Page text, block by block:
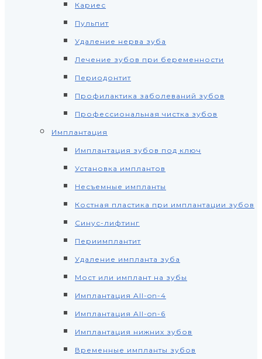
Кариес
Пульпит
Удаление нерва зуба
Лечение зубов при беременности
Периодонтит
Профилактика заболеваний зубов
Профессиональная чистка зубов
Имплантация
Имплантация зубов под ключ
Установка имплантов
Несъемные импланты
Костная пластика при имплантации зубов
Синус-лифтинг
Периимплантит
Удаление импланта зуба
Мост или имплант на зубы
Имплантация All-on-4
Имплантация All-on-6
Имплантация нижних зубов
Временные импланты зубов